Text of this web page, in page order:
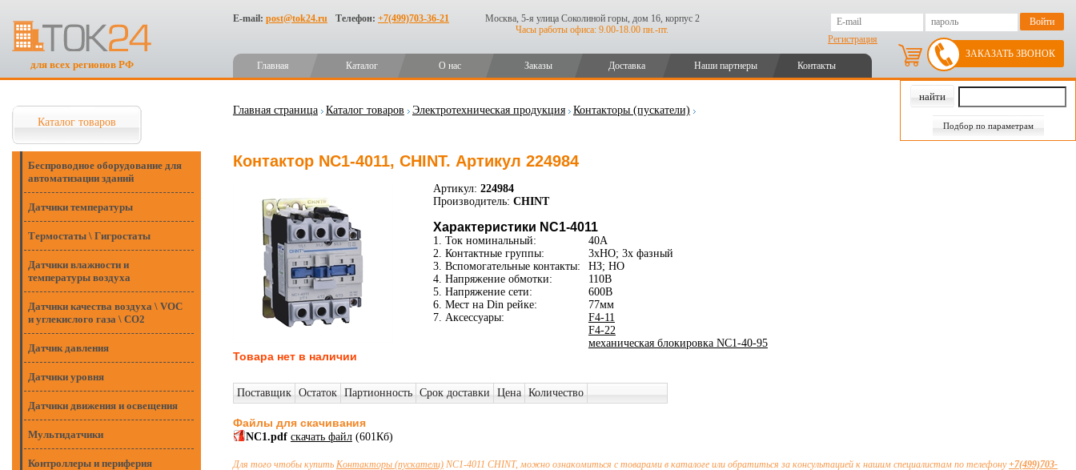
для всех регионов РФ
E-mail: post@tok24.ru Телефон: +7(499)703-36-21
Москва, 5-я улица Соколиной горы, дом 16, корпус 2
Часы работы офиса: 9.00-18.00 пн.-пт.
Регистрация
Главная Каталог О нас Заказы Доставка Наши партнеры Контакты
ЗАКАЗАТЬ ЗВОНОК
Подбор по параметрам
Каталог товаров
Беспроводное оборудование для
автоматизации зданий
Датчики температуры
Термостаты \ Гигростаты
Датчики влажности и
температуры воздуха
Датчики качества воздуха \ VOC
и углекислого газа \ CO2
Датчик давления
Датчики уровня
Датчики движения и освещения
Мультидатчики
Контроллеры и периферия
Главная страница Каталог товаров Электротехническая продукция Контакторы (пускатели)
Контактор NC1-4011, CHINT. Артикул 224984
Артикул: 224984
Производитель: CHINT
Характеристики NC1-4011
1. Ток номинальный:
40А
2. Контактные группы:
3xНО; 3х фазный
3. Вспомогательные контакты:
НЗ; НО
4. Напряжение обмотки:
110В
5. Напряжение сети:
600В
6. Мест на Din рейке:
77мм
7. Аксессуары:
F4-11
F4-22
механическая блокировка NC1-40-95
Товара нет в наличии
Поставщик Остаток Партионность Срок доставки Цена Количество
Файлы для скачивания
NC1.pdf скачать файл(601Кб)
Для того чтобы купить Контакторы (пускатели)NC1-4011 CHINT, можно ознакомиться с товарами в каталоге или обратиться за консультацией к нашим специалистам по телефону+7(499)703-